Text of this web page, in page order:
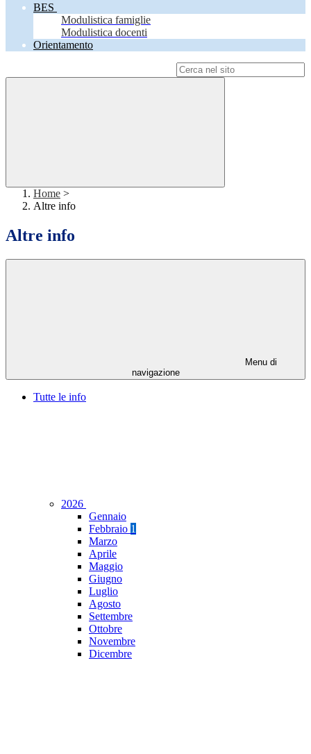
BES
Modulistica famiglie
Modulistica docenti
Orientamento
Home >
Altre info
Altre info
Menu di
navigazione
Tutte le info
2026
Gennaio
Febbraio 1
Marzo
Aprile
Maggio
Giugno
Luglio
Agosto
Settembre
Ottobre
Novembre
Dicembre